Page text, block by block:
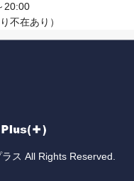
20:00
不在あり）
ス All Rights Reserved.